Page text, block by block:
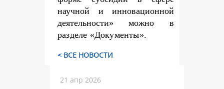
научной и инновационной
деятельности» можно в
разделе «Документы».
< ВСЕ НОВОСТИ
21 апр 2026